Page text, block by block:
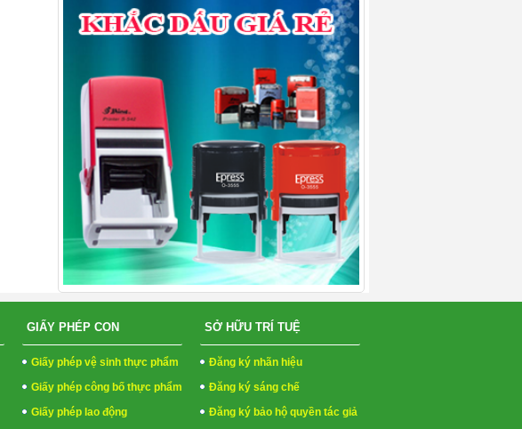
GIẤY PHÉP CON
Giấy phép vệ sinh thực phẩm
Giấy phép công bố thực phẩm
Giấy phép lao động
SỞ HỮU TRÍ TUỆ
Đăng ký nhãn hiệu
Đăng ký sáng chế
Đăng ký bảo hộ quyền tác giả